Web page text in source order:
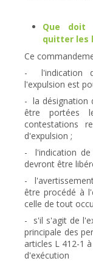
Que doit
quitter les
Ce
- l'indication
l'expulsion est
- la désignation
être portées
contestations
d'expulsion ;
- l'indication de
devront être
-
être procédé à
celle de tout
- s'il s'agit de
principale des
articles L 412-1
d'exécution